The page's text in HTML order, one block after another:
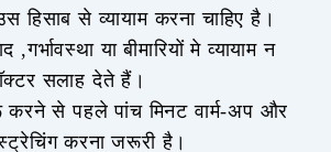
हिसाब से व्यायाम करना चाहिए है।
,गर्भावस्था या बीमारियों मे व्यायाम न
सलाह देते हैं।
करने से पहले पांच मिनट वार्म-अप और
करना जरूरी है।